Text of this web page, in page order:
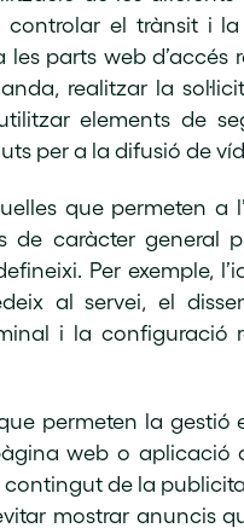
controlar el trànsit i
parts web d’accés
realitzar la
elements de
per a la difusió de
que permeten a
de caràcter general
Per exemple,
al servei, el
i la configuració
permeten la gestió
web o aplicació
contingut de la
mostrar anuncis